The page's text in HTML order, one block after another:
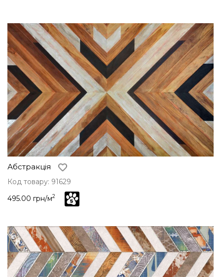
Абстракція
Код товару: 91629
495.00 грн/м2